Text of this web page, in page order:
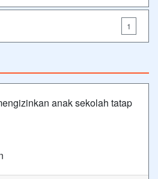
1
anak sekolah tatap